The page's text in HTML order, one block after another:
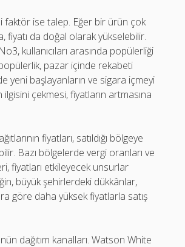
faktör ise talep. Eğer bir ürün çok
fiyatı da doğal olarak yükselebilir.
kullanıcıları arasında popülerliği
pazar içinde rekabeti
yeni başlayanların ve sigara içmeyi
çekmesi, fiyatların artmasına
fiyatları, satıldığı bölgeye
Bazı bölgelerde vergi oranları ve
fiyatları etkileyecek unsurlar
büyük şehirlerdeki dükkânlar,
göre daha yüksek fiyatlarla satış
dağıtım kanalları. Watson White